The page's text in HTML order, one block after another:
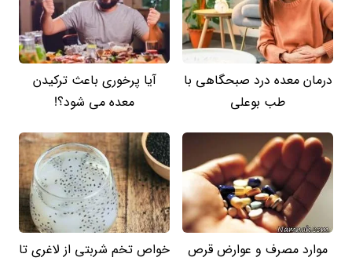
درمان معده درد صبحگاهی با
طب بوعلی
آیا پرخوری باعث ترکیدن
معده می شود؟!
موارد مصرف و عوارض قرص
خواص تخم شربتی از لاغری تا